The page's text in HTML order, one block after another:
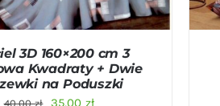
3D 160×200 cm 3
Kwadraty + Dwie
na Poduszki
40,00zł
Pierwotna
35,00 złAktualna